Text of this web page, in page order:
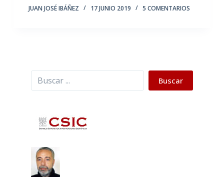
JUAN JOSÉ IBÁÑEZ 17 JUNIO 2019 5 COMENTARIOS
Buscar Buscar